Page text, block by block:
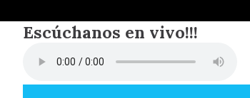
Escúchanos en vivo!!!